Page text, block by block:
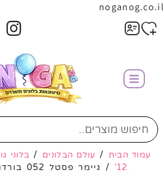
noganog.co.il
עמוד הבית / עולם הבלונים / בלוני
12'
/ גיימר פסטל 052 בורדו 12' (100 יח')